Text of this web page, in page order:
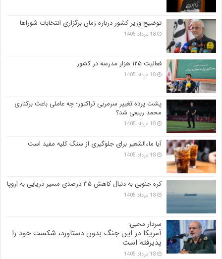
توضیح وزیر کشور درباره زمان برگزاری انتخابات شوراها
18 مرداد 1405
فعالیت ۱۲۵ هزار مدرسه در کشور
18 مرداد 1405
پشت پرده تغییر سرمربی تراکتور؛ چه عاملی باعث برکناری
محمد ربیعی شد؟
18 مرداد 1405
آیا ماءالشعیر برای جلوگیری از سنگ کلیه مفید است
18 مرداد 1405
کره جنوبی به دنبال کاهش ۳۵ درصدی مسیر دریایی به اروپا
18 مرداد 1405
سردار محبی:
آمریکا در این جنگ بدون دستاورد، شکست خود را
پذیرفته است
18 مرداد 1405